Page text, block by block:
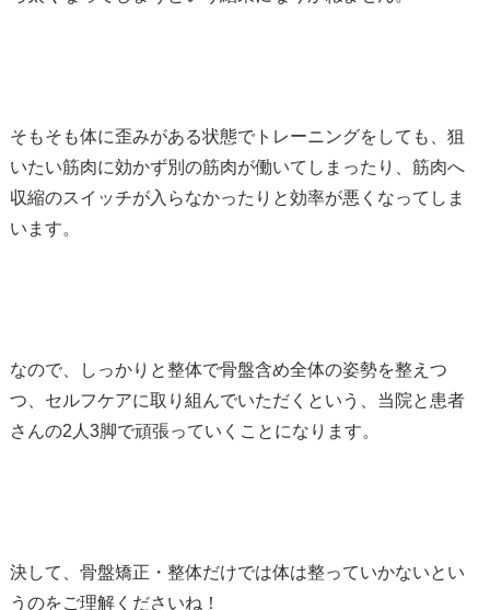
そもそも体に歪みがある状態でトレーニングをしても、狙
いたい筋肉に効かず別の筋肉が働いてしまったり、筋肉へ
収縮のスイッチが入らなかったりと効率が悪くなってしま
います。
なので、しっかりと整体で骨盤含め全体の姿勢を整えつ
つ、セルフケアに取り組んでいただくという、当院と患者
さんの2人3脚で頑張っていくことになります。
決して、骨盤矯正・整体だけでは体は整っていかないとい
うのをご理解くださいね！